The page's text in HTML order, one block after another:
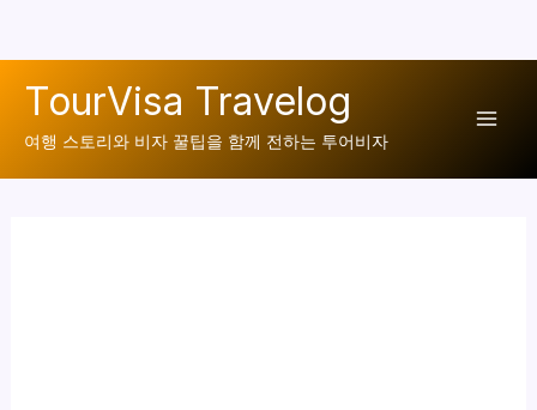
TourVisa Travelog
여행 스토리와 비자 꿀팁을 함께 전하는 투어비자